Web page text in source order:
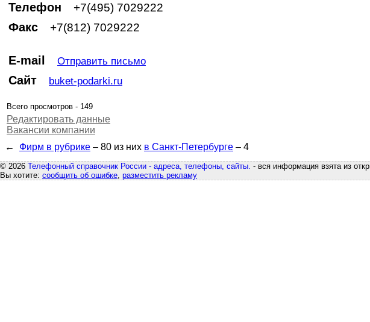
Телефон +7(495) 7029222
Факс +7(812) 7029222
E-mail Отправить письмо
Сайт buket-podarki.ru
Всего просмотров - 149
Редактировать данные
Вакансии компании
← Фирм в рубрике – 80 из них в Санкт-Петербурге – 4
© 2026 Телефонный справочник России - адреса, телефоны, сайты. - вся информация взята из
Вы хотите: сообщить об ошибке, разместить рекламу